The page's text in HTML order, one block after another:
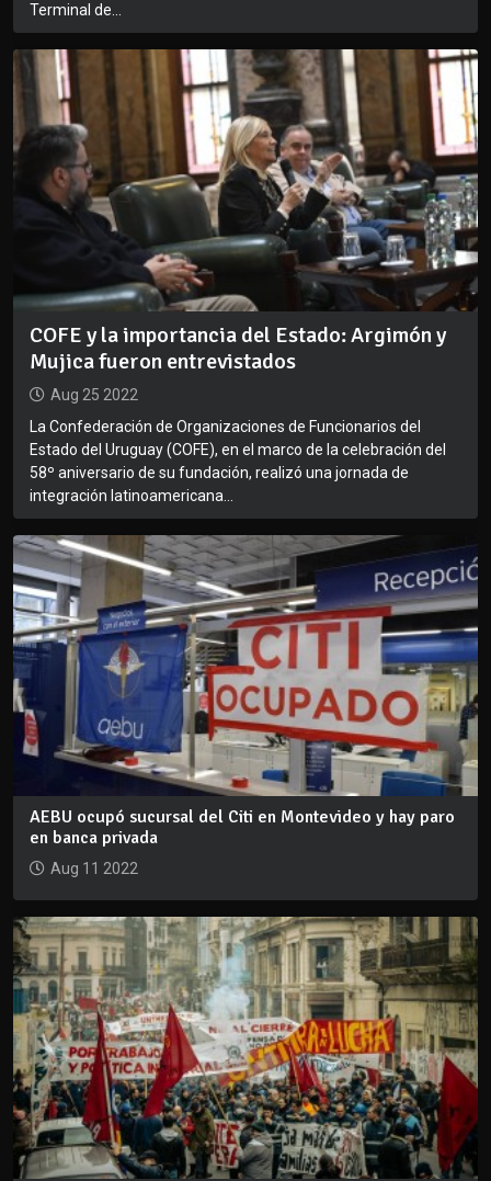
Terminal de...
COFE y la importancia del Estado: Argimón y
Mujica fueron entrevistados
Aug 25 2022
La Confederación de Organizaciones de Funcionarios del
Estado del Uruguay (COFE), en el marco de la celebración del
58º aniversario de su fundación, realizó una jornada de
integración latinoamericana...
AEBU ocupó sucursal del Citi en Montevideo y hay paro
en banca privada
Aug 11 2022